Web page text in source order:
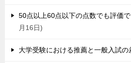
50点以上60点以下の点数でも評価
月16日
大学受験における推薦と一般入試の